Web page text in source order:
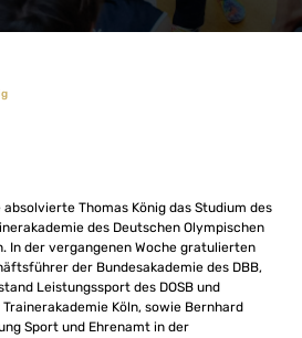
Thomas König das Studium des
des Deutschen Olympischen
In der vergangenen Woche gratulierten
der Bundesakademie des DBB,
Leistungssport des DOSB und
Köln, sowie Bernhard
Sport und Ehrenamt in der